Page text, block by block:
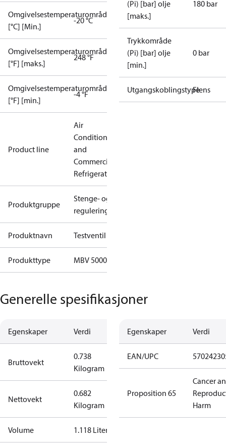
Omgivelsestemperaturområde
[°C] [Min.]
-20 °C
Omgivelsestemperaturområde
[°F] [maks.]
248 °F
Omgivelsestemperaturområde
[°F] [min.]
-4 °F
Product line
Air
Conditioning
and
Commercial
Refrigeration
Produktgruppe
Stenge- og
reguleringsventiler
Produktnavn Testventil
Produkttype MBV 5000
(Pi) [bar] olje
[maks.]
180 bar
Trykkområde
(Pi) [bar] olje
[min.]
0 bar
UtgangskoblingstypeFlens
Generelle spesifikasjoner
Egenskaper Verdi
Bruttovekt
0.738
Kilogram
Nettovekt
0.682
Kilogram
Volume 1.118 Liter
Egenskaper Verdi
EAN/UPC
Proposition 65
Cancer
Harm